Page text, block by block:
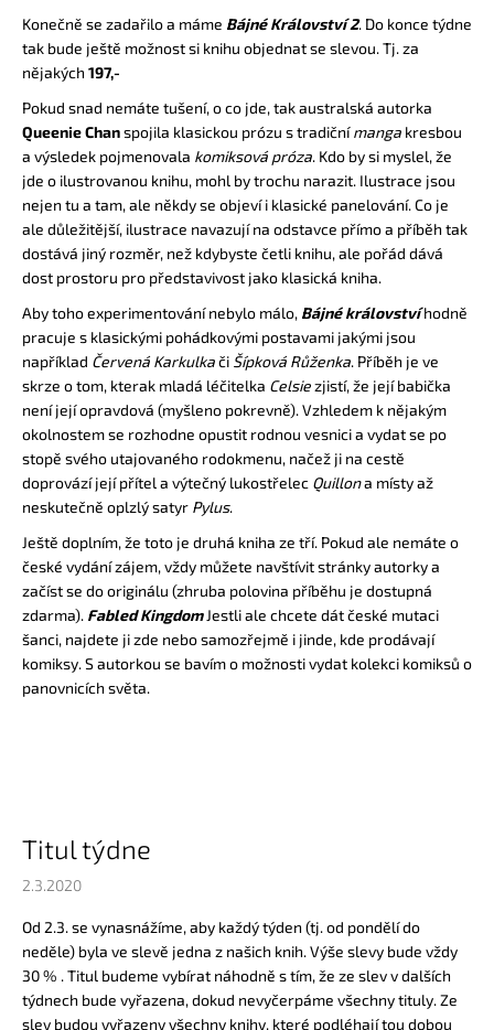
Konečně se zadařilo a máme Bájné Království2. Do konce týdne
tak bude ještě možnost si knihu objednat se slevou. Tj. za
nějakých 197,-
Pokud snad nemáte tušení, o co jde, tak australská autorka
Queenie Chanspojila klasickou prózu s tradičnímanga kresbou
a výsledek pojmenovala komiksová próza. Kdo by si myslel, že
jde o ilustrovanou knihu, mohl by trochu narazit. Ilustrace jsou
nejen tu a tam, ale někdy se objeví i klasické panelování. Co je
ale důležitější, ilustrace navazují na odstavce přímo a příběh tak
dostává jiný rozměr, než kdybyste četli knihu, ale pořád dává
dost prostoru pro představivost jako klasická kniha.
Aby toho experimentování nebylo málo, Bájné královstvíhodně
pracuje s klasickými pohádkovými postavami jakými jsou
například Červená Karkulkači Šípková Růženka. Příběh je ve
skrze o tom, kterak mladá léčitelka Celsiezjistí, že její babička
není její opravdová (myšleno pokrevně). Vzhledem k nějakým
okolnostem se rozhodne opustit rodnou vesnici a vydat se po
stopě svého utajovaného rodokmenu, načež ji na cestě
doprovází její přítel a výtečný lukostřelec Quillona místy až
neskutečně oplzlý satyr Pylus.
Ještě doplním, že toto je druhá kniha ze tří. Pokud ale nemáte o
české vydání zájem, vždy můžete navštívit stránky autorky a
začíst se do originálu (zhruba polovina příběhu je dostupná
zdarma). Fabled KingdomJestli ale chcete dát české mutaci
šanci, najdete jizde nebo samozřejmě i jinde, kde prodávají
komiksy. S autorkou se bavím o možnosti vydat kolekci komiksů o
panovnicích světa.
Titul týdne
2.3.2020
Od 2.3. se vynasnážíme, aby každý týden (tj. od pondělí do
neděle) byla ve slevě jedna z našich knih. Výše slevy bude vždy
30 % . Titul budeme vybírat náhodně s tím, že ze slev v dalších
týdnech bude vyřazena, dokud nevyčerpáme všechny tituly. Ze
slev budou vyřazeny všechny knihy, které podléhají tou dobou
u
č
u
j
e
m
e
RADIANT
01
139